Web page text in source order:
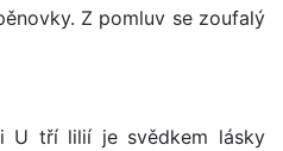
Z pomluv se zoufalý
U tří lilií je svědkem lásky